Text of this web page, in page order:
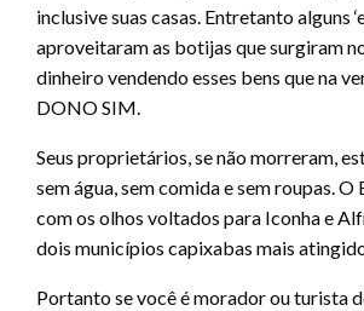
inclusive suas casas. Entretanto alguns
aproveitaram as botijas que surgiram
dinheiro vendendo esses bens que na
DONO SIM.
Seus proprietários, se não morreram,
sem água, sem comida e sem roupas.
com os olhos voltados para Iconha e
dois municípios capixabas mais
Portanto se você é morador ou turista